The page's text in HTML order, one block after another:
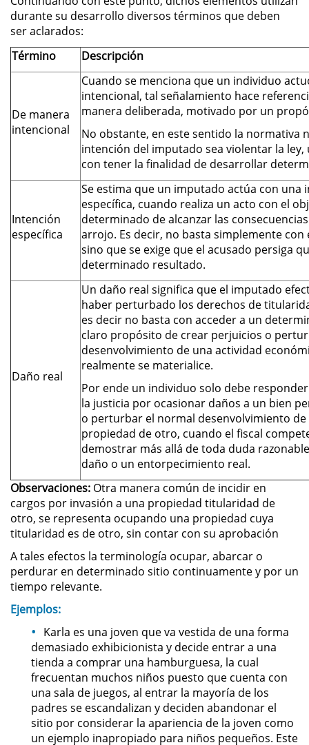
Asistencia
Fraude con Cheques
Fraude Inmobiliario
Fraude de Juego
Trabajadores
Fraude de Seguro de Auto
Fraude del Seguro de
Desempleo
Fraude de Tarjetas de Crédito
Práctica No Autorizada de la
Medicina
Delitos de Hurto
Hurto Mayor
Hurto Mayor de Auto
Hurto Menor
Recepción de Propiedad
Robada
Robo
Robo PC 459
Delincuencia Juvenil
Audiencias de Detención
durante su desarrollo diversos términos que deben
ser aclarados:
Término
Descripción
De manera
intencional
Cuando se menciona que un individuo
intencional, tal señalamiento hace
manera deliberada, motivado por un
No obstante, en este sentido la normativa
intención del imputado sea violentar la
con tener la finalidad de desarrollar
Intención
específica
Se estima que un imputado actúa con una
específica, cuando realiza un acto con el
determinado de alcanzar las
arrojo. Es decir, no basta simplemente con
sino que se exige que el acusado persiga
determinado resultado.
Daño real
Un daño real significa que el imputado
haber perturbado los derechos de
es decir no basta con acceder a un
claro propósito de crear perjuicios o
desenvolvimiento de una actividad
realmente se materialice.
Por ende un individuo solo debe
la justicia por ocasionar daños a un bien
o perturbar el normal desenvolvimiento
propiedad de otro, cuando el fiscal
demostrar más allá de toda duda
daño o un entorpecimiento real.
Observaciones: Otra manera común de incidir en
cargos por invasión a una propiedad titularidad de
otro, se representa ocupando una propiedad cuya
titularidad es de otro, sin contar con su aprobación
A tales efectos la terminología ocupar, abarcar o
perdurar en determinado sitio continuamente y por un
tiempo relevante.
Ejemplos:
Karla es una joven que va vestida de una forma
demasiado exhibicionista y decide entrar a una
tienda a comprar una hamburguesa, la cual
frecuentan muchos niños puesto que cuenta con
una sala de juegos, al entrar la mayoría de los
padres se escandalizan y deciden abandonar el
sitio por considerar la apariencia de la joven como
un ejemplo inapropiado para niños pequeños. Este